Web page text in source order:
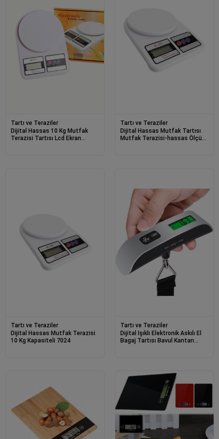
Tartı ve Teraziler
Dijital Hassas 10 Kg Mutfak
Terazisi Tartısı Lcd Ekran
Tartı ve Teraziler
Dijital Hassas Mutfak Tartısı
Mutfak Terazisi-hassas Ölçüm
Tartı ve Teraziler
Dijital Hassas Mutfak Terazisi
10 Kg Kapasiteli 7024
Tartı ve Teraziler
Dijital Işıklı Elektronik Askılı El
Bagaj Tartısı Bavul Kantarı